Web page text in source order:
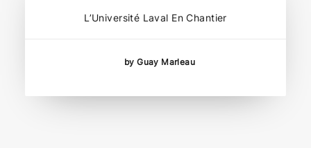
L’Université Laval En Chantier
by Guay Marleau